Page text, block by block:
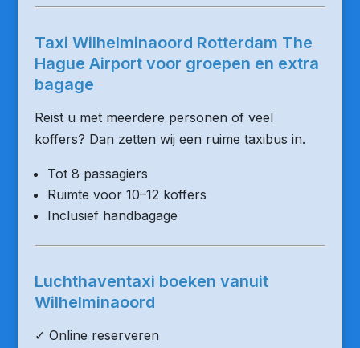
Taxi Wilhelminaoord Rotterdam The
Hague Airport voor groepen en extra
bagage
Reist u met meerdere personen of veel
koffers? Dan zetten wij een ruime taxibus in.
Tot 8 passagiers
Ruimte voor 10–12 koffers
Inclusief handbagage
Luchthaventaxi boeken vanuit
Wilhelminaoord
✓ Online reserveren